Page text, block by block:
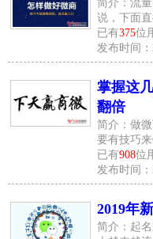
简介：流
说，下面
已有375位
发布时间：
掌握这
翻倍
简介：做
要有技巧
已有908位
发布时间：
2019年
简介：起